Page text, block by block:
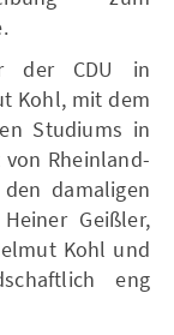
der CDU in
Kohl, mit dem
Studiums in
Rheinland-
damaligen
Geißler,
Kohl und
eng